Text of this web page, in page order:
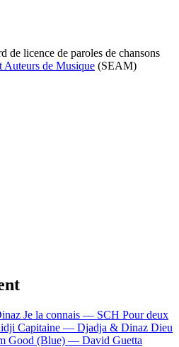
de licence de paroles de chansons
Auteurs de Musique (SEAM)
Je la connais — SCH Pour deux
Capitaine — Djadja & Dinaz Dieu
Good (Blue) — David Guetta